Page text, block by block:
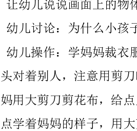
妈给你的平安小剪刀。”
妈妈用大剪刀剪花布，给点点做条背带裤。